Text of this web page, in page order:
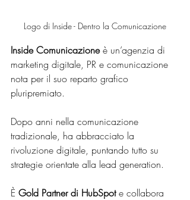
Logo di Inside - Dentro la Comunicazione
Inside Comunicazione è un’agenzia di
marketing digitale, PR e comunicazione
nota per il suo reparto grafico
pluripremiato.
Dopo anni nella comunicazione
tradizionale, ha abbracciato la
rivoluzione digitale, puntando tutto su
strategie orientate alla lead generation.
È Gold Partner di HubSpot e collabora